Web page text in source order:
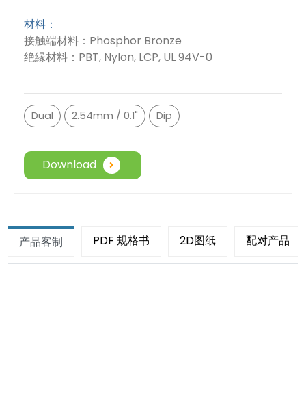
材料：
接触端材料：Phosphor Bronze
绝縁材料：PBT, Nylon, LCP, UL 94V-0
Dual 2.54mm / 0.1" Dip
Download
产品客制 PDF 规格书 2D图纸 配对产品